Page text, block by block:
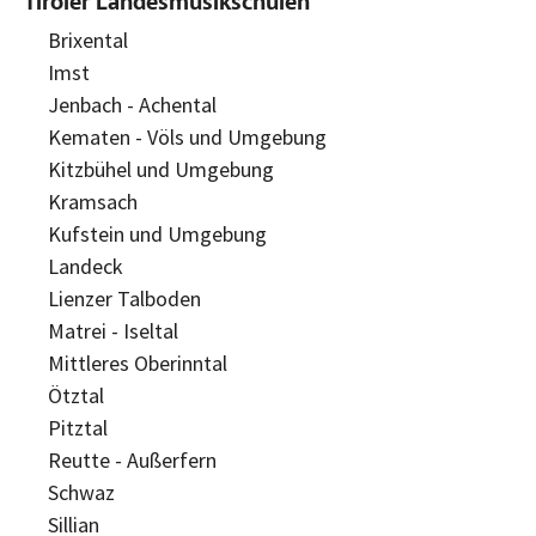
Brixental
Imst
Jenbach - Achental
Kematen - Völs und Umgebung
Kitzbühel und Umgebung
Kramsach
Kufstein und Umgebung
Landeck
Lienzer Talboden
Matrei - Iseltal
Mittleres Oberinntal
Ötztal
Pitztal
Reutte - Außerfern
Schwaz
Sillian